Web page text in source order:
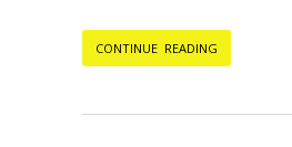
CONTINUE READING